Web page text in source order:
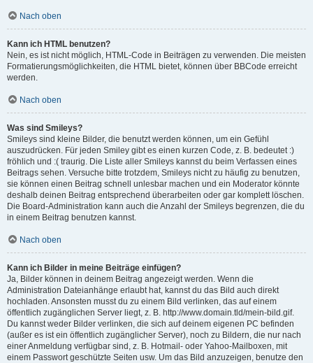
Nach oben
Kann ich HTML benutzen?
Nein, es ist nicht möglich, HTML-Code in Beiträgen zu verwenden. Die meisten
Formatierungsmöglichkeiten, die HTML bietet, können über BBCode erreicht
werden.
Nach oben
Was sind Smileys?
Smileys sind kleine Bilder, die benutzt werden können, um ein Gefühl
auszudrücken. Für jeden Smiley gibt es einen kurzen Code, z. B. bedeutet :)
fröhlich und :( traurig. Die Liste aller Smileys kannst du beim Verfassen eines
Beitrags sehen. Versuche bitte trotzdem, Smileys nicht zu häufig zu benutzen,
sie können einen Beitrag schnell unlesbar machen und ein Moderator könnte
deshalb deinen Beitrag entsprechend überarbeiten oder gar komplett löschen.
Die Board-Administration kann auch die Anzahl der Smileys begrenzen, die du
in einem Beitrag benutzen kannst.
Nach oben
Kann ich Bilder in meine Beiträge einfügen?
Ja, Bilder können in deinem Beitrag angezeigt werden. Wenn die
Administration Dateianhänge erlaubt hat, kannst du das Bild auch direkt
hochladen. Ansonsten musst du zu einem Bild verlinken, das auf einem
öffentlich zugänglichen Server liegt, z. B. http://www.domain.tld/mein-bild.gif.
Du kannst weder Bilder verlinken, die sich auf deinem eigenen PC befinden
(außer es ist ein öffentlich zugänglicher Server), noch zu Bildern, die nur nach
einer Anmeldung verfügbar sind, z. B. Hotmail- oder Yahoo-Mailboxen, mit
einem Passwort geschützte Seiten usw. Um das Bild anzuzeigen, benutze den